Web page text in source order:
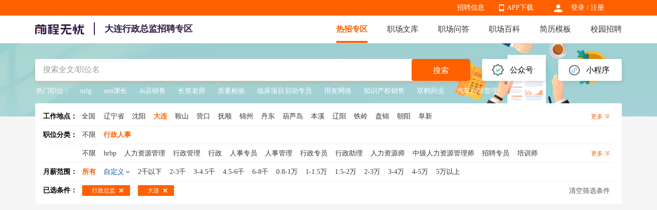
登录 / 注册
APP下载
APP下载
招聘信息
大连行政总监招聘专区 热招专区 职场文库 职场问答 职场百科 简历模板 校园招聘
公众号 小程序
搜索
热门职位： mfg smt课长 4s店销售 长笛老师 质量检验 临床项目启动专员 用友网络 知识产权销售 双鹤药业 汽车运营管理
工作地点： 全国 辽宁省 沈阳 大连 鞍山 营口 抚顺 锦州 丹东 葫芦岛 本溪 辽阳 铁岭 盘锦 朝阳 阜新 更多
职位分类： 不限 行政人事
不限 hrbp 人力资源管理 行政管理 行政 人事专员 人事管理 行政专员 行政助理 人力资源师 中级人力资源管理师 招聘专员
培训师
人事主管
人事经理 高级人力资源管理师 人事助理 人力资源总监 行政主管 行政总监 行政经理 人事总监 招聘主管
更多
月薪范围： 所有 自定义 2千以下 2-3千 3-4.5千 4.5-6千 6-8千 0.8-1万 1-1.5万 1.5-2万 2-3万 3-4万 4-5万 5万以上
已选条件： 行政总监 大连 清空筛选条件